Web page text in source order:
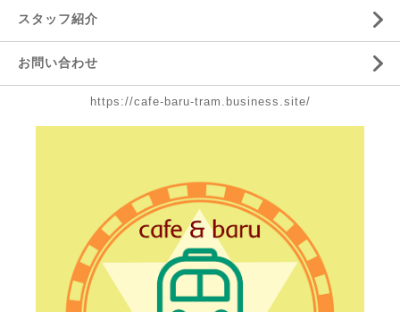
スタッフ紹介
お問い合わせ
https://cafe-baru-tram.business.site/